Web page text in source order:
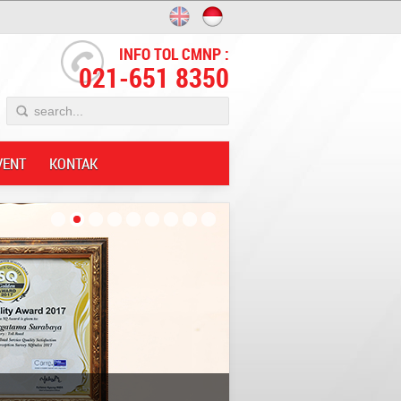
INFO TOL CMNP :
021-651 8350
KONTAK